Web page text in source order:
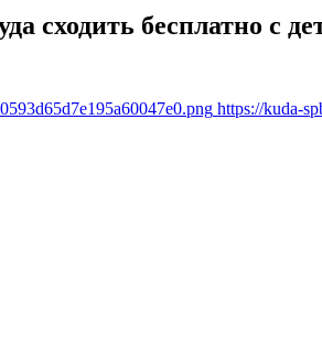
сходить бесплатно с
https://kuda-